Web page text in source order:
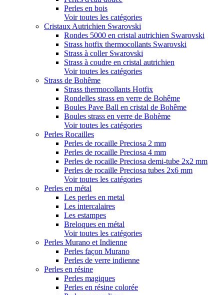
Perles en bois
Voir toutes les catégories
Cristaux Autrichien Swarovski
Rondes 5000 en cristal autrichien Swarovski
Strass hotfix thermocollants Swarovski
Strass à coller Swarovski
Strass à coudre en cristal autrichien
Voir toutes les catégories
Strass de Bohême
Strass thermocollants Hotfix
Rondelles strass en verre de Bohême
Boules Pave Ball en cristal de Bohême
Boules strass en verre de Bohème
Voir toutes les catégories
Perles Rocailles
Perles de rocaille Preciosa 2 mm
Perles de rocaille Preciosa 4 mm
Perles de rocaille Preciosa demi-tube 2x2 mm
Perles de rocaille Preciosa tubes 2x6 mm
Voir toutes les catégories
Perles en métal
Les perles en metal
Les intercalaires
Les estampes
Breloques en métal
Voir toutes les catégories
Perles Murano et Indienne
Perles façon Murano
Perles de verre indienne
Perles en résine
Perles magiques
Perles en résine colorée